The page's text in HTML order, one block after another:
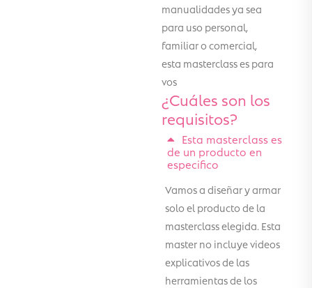
manualidades ya sea
para uso personal,
familiar o comercial,
esta masterclass es para
vos
¿Cuáles son los
requisitos?
Esta masterclass es
de un producto en
especifico
Vamos a diseñar y armar
solo el producto de la
masterclass elegida. Esta
master no incluye videos
explicativos de las
herramientas de los